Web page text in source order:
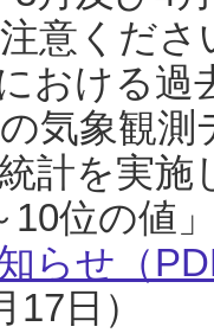
意くだ
おける過
の気象観
計を実
10位の値
らせ（
日）